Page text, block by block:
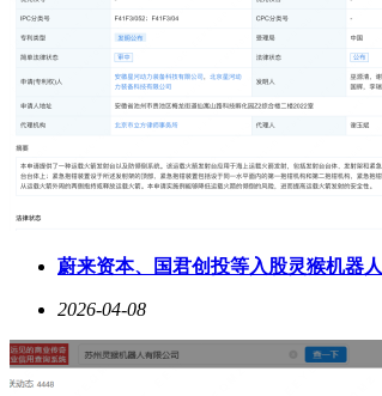
蔚来资本、国君创投等入股灵猴机器人
2026-04-08